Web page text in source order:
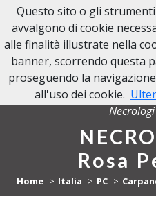
NECROLOGI PIACENZA
Rosa
Home Italia PC
Questo sito o gli
avvalgono di cookie
alle finalità illustrate nella
banner, scorrendo questa
proseguendo la
all'uso dei cookie.